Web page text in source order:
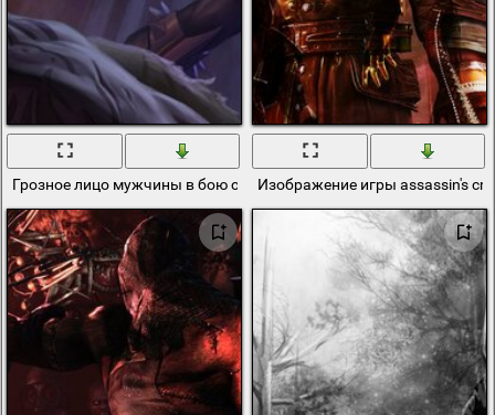
Грозное лицо мужчины в бою с монстромИзображение игры assassin's